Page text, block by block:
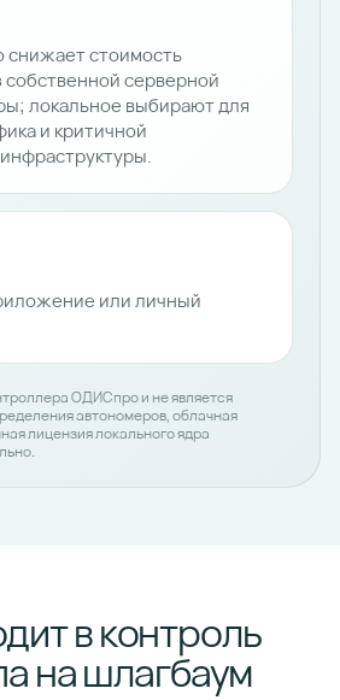
снижает стоимость
собственной серверной
локальное выбирают для
и критичной
или личный
ОДИСпро и не является
автономеров, облачная
лицензия локального ядра
в контроль
на шлагбаум